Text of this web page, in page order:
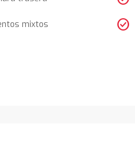
mixtos check_circle